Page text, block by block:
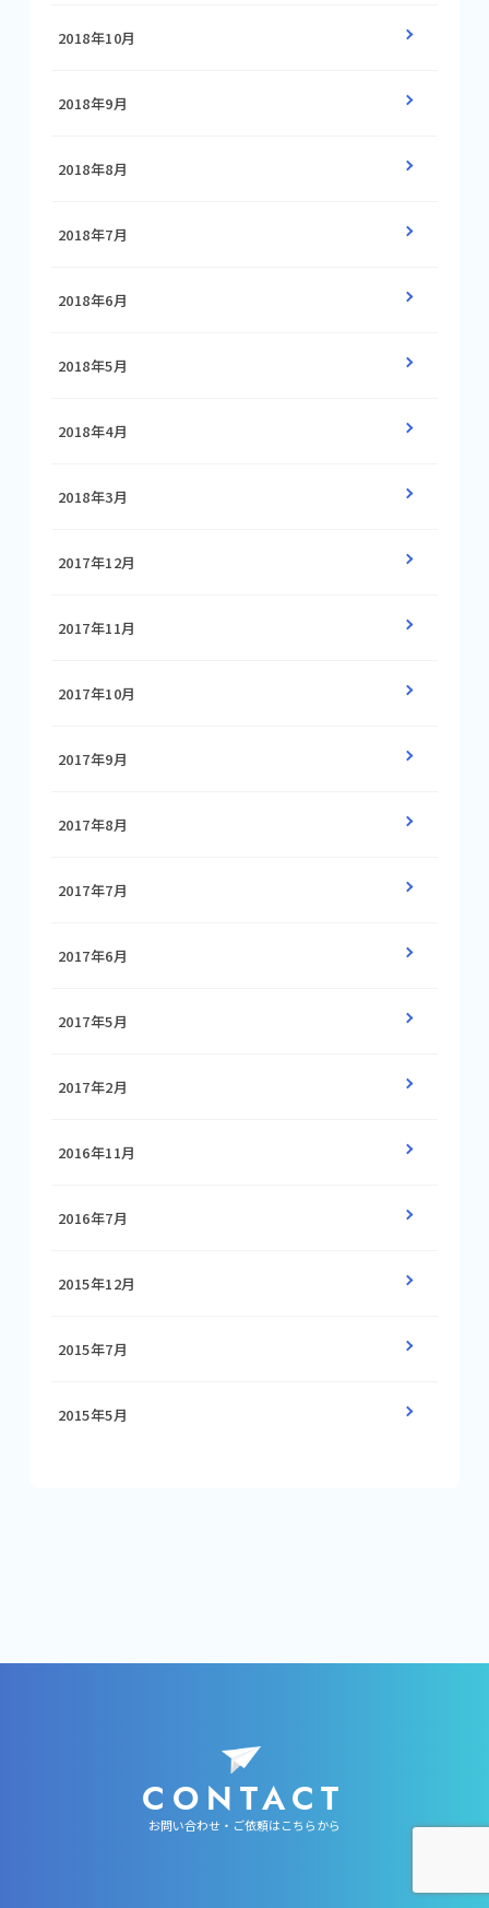
2018年10月
2018年9月
2018年8月
2018年7月
2018年6月
2018年5月
2018年4月
2018年3月
2017年12月
2017年11月
2017年10月
2017年9月
2017年8月
2017年7月
2017年6月
2017年5月
2017年2月
2016年11月
2016年7月
2015年12月
2015年7月
2015年5月
CONTACT
お問い合わせ・ご依頼はこちらから